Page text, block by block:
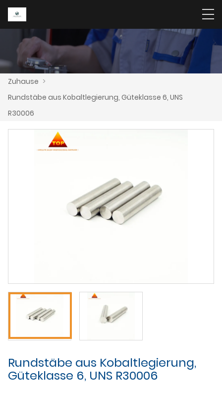
Zuhause >
Rundstäbe aus Kobaltlegierung, Güteklasse 6, UNS
R30006
Rundstäbe aus Kobaltlegierung,
Güteklasse 6, UNS R30006